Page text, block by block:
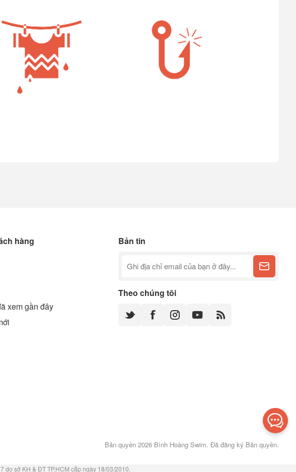
hàng
xem gần đây
Bản tin
Theo chúng tôi
Bản quyền 2026 Bình Hoàng Swim. Đã đăng ký Bản quyền.
do sở KH & ĐT TP.HCM cấp ngày 18/03/2010.